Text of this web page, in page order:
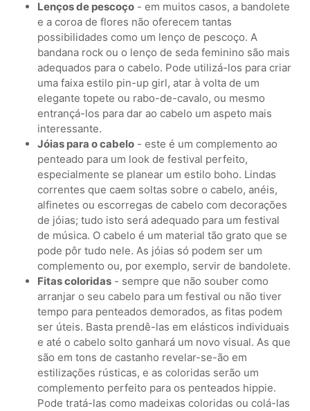
Lenços de pescoço - em muitos casos, a bandolete
e a coroa de flores não oferecem tantas
possibilidades como um lenço de pescoço. A
bandana rock ou o lenço de seda feminino são mais
adequados para o cabelo. Pode utilizá-los para criar
uma faixa estilo pin-up girl, atar à volta de um
elegante topete ou rabo-de-cavalo, ou mesmo
entrançá-los para dar ao cabelo um aspeto mais
interessante.
Jóias para o cabelo - este é um complemento ao
penteado para um look de festival perfeito,
especialmente se planear um estilo boho. Lindas
correntes que caem soltas sobre o cabelo, anéis,
alfinetes ou escorregas de cabelo com decorações
de jóias; tudo isto será adequado para um festival
de música. O cabelo é um material tão grato que se
pode pôr tudo nele. As jóias só podem ser um
complemento ou, por exemplo, servir de bandolete.
Fitas coloridas - sempre que não souber como
arranjar o seu cabelo para um festival ou não tiver
tempo para penteados demorados, as fitas podem
ser úteis. Basta prendê-las em elásticos individuais
e até o cabelo solto ganhará um novo visual. As que
são em tons de castanho revelar-se-ão em
estilizações rústicas, e as coloridas serão um
complemento perfeito para os penteados hippie.
Pode tratá-las como madeixas coloridas ou colá-las